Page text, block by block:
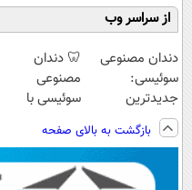
از سراسر وب
دندان مصنوعی
سوئیسی:
جدیدترین
فناوری اروپا،
سبک و مقاوم |
پرداخت قسطی
🦷 دندان
مصنوعی
سوئیسی با
دیجیتال |
پرداخت در 4
قسط |📍 تهران
بازگشت به بالای صفحه